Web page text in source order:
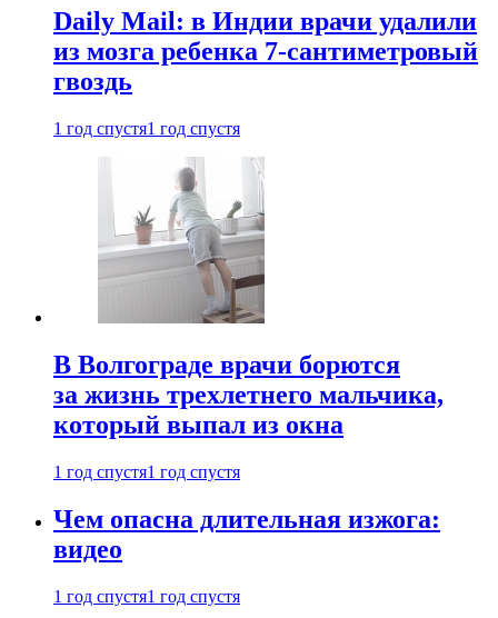
Daily Mail: в Индии врачи удалили
из мозга ребенка 7-сантиметровый
гвоздь
1 год спустя1 год спустя
В Волгограде врачи борются
за жизнь трехлетнего мальчика,
который выпал из окна
1 год спустя1 год спустя
Чем опасна длительная изжога:
видео
1 год спустя1 год спустя